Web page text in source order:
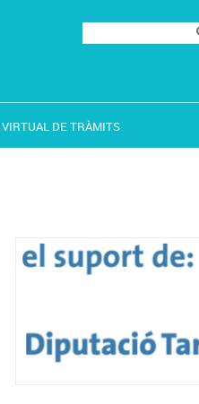
Formulari de
cerca
DE TRÀMITS